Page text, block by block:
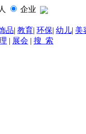
企业
品| 教育| 环保| 幼儿| 美
| 展会 | 搜 索